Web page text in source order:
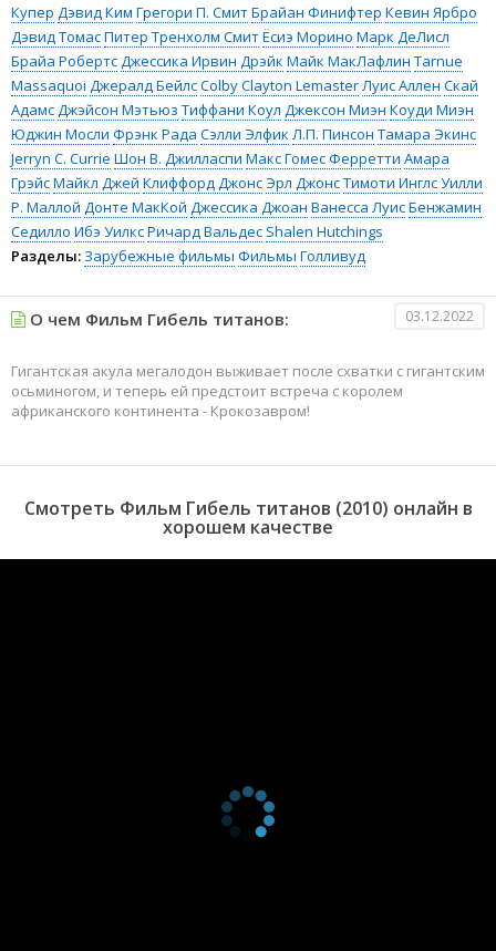
Купер Дэвид Ким Грегори П. СмитБрайан Финифтер Кевин Ярбро
Дэвид ТомасПитер Тренхолм СмитЁсиэ Морино Марк ДеЛисл
Брайа РобертсДжессика Ирвин Дрэйк Майк МакЛафлин Tarnue
Massaquoi Джералд БейлсColby Clayton LemasterЛуис Аллен Скай
АдамсДжэйсон Мэтьюз Тиффани Коул Джексон Миэн Коуди Миэн
Юджин Мосли Фрэнк Рада Сэлли Элфик Л.П. Пинсон Тамара Экинс
Jerryn C. Currie Шон В. Джилласпи Макс Гомес Ферретти Амара
ГрэйсМайкл Джей Клиффорд ДжонсЭрл ДжонсТимоти ИнглсУилли
Р. Маллой Донте МакКой Джессика Джоан Ванесса ЛуисБенжамин
Седилло Ибэ УилксРичард Вальдес Shalen Hutchings
Разделы: Зарубежные фильмы Фильмы Голливуд
О чем Фильм Гибель титанов: 03.12.2022
Гигантская акула мегалодон выживает после схватки с гигантским
осьминогом, и теперь ей предстоит встреча с королем
африканского континента - Крокозавром!
Смотреть Фильм Гибель титанов (2010) онлайн в
хорошем качестве